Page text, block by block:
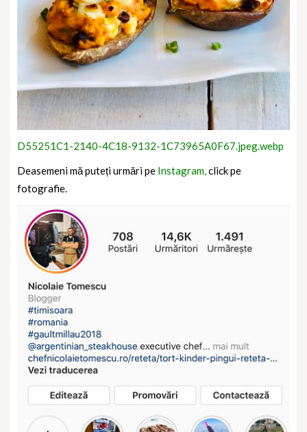
D55251C1-2140-4C18-9132-1C73965A0F67.jpeg.webp
Deasemeni mă puteți urmări pe Instagram,click pe
fotografie.